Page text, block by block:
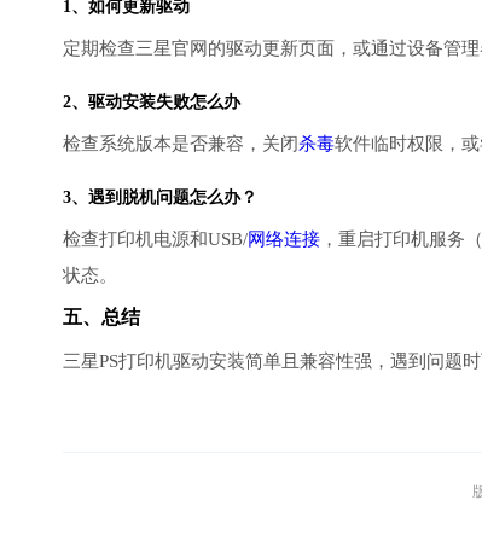
1、如何更新驱动
定期检查三星官网的驱动更新页面，或通过设备管
2、 驱动安装失败怎么办
检查系统版本是否兼容，关闭杀毒软件临时权限，
3、遇到脱机问题怎么办？
检查打印机电源和USB/网络连接 ，重启打印机服务
状态。
五、总结
三星PS打印机驱动安装简单且兼容性强，遇到问题